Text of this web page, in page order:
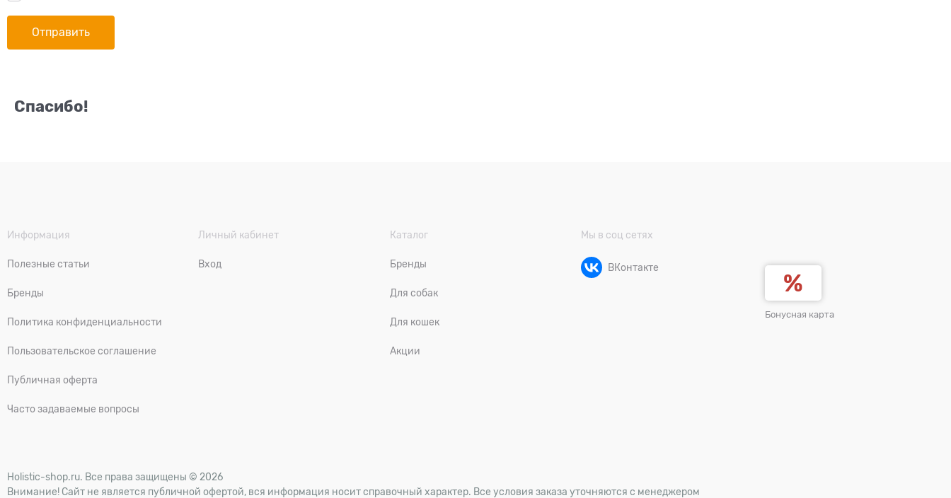
Спасибо!
Информация
Полезные статьи
Бренды
Политика конфиденциальности
Пользовательское соглашение
Публичная оферта
Часто задаваемые вопросы
Личный кабинет
Вход
Каталог
Бренды
Для собак
Для кошек
Акции
Мы в соц сетях
ВКонтакте
Бонусная карта
Holistic-shop.ru. Все права защищены © 2026
Внимание! Сайт не является публичной офертой, вся информация носит справочный характер. Все условия заказа уточняются с менеджером